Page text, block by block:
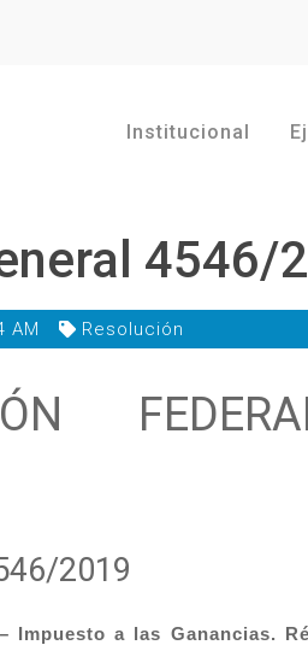
Institucional
4546/
AM Resolución
2019
– Impuesto a las Ganancias.